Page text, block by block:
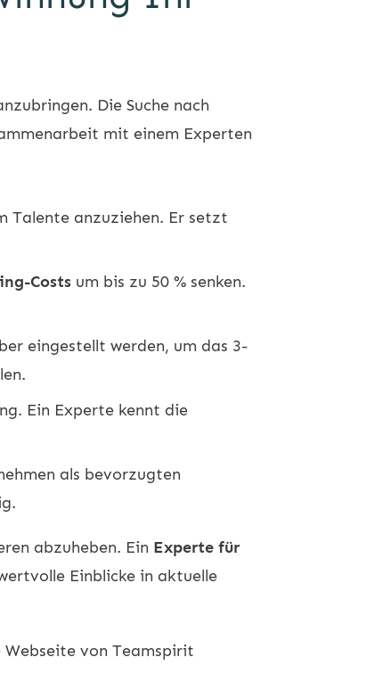
Die Suche nach
mit einem Experten
Talente anzuziehen. Er setzt
Costs um bis zu 50 % senken.
eingestellt werden, um das 3-
Ein Experte kennt die
als bevorzugten
abzuheben. Ein Experte für
Einblicke in aktuelle
Webseite von Teamspirit